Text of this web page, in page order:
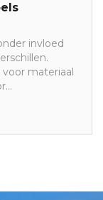
invloed
materiaal